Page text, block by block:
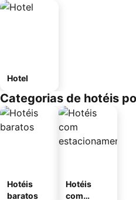
Hotel
Categorias de hotéis
Hotéis
baratos
Hotéis
com